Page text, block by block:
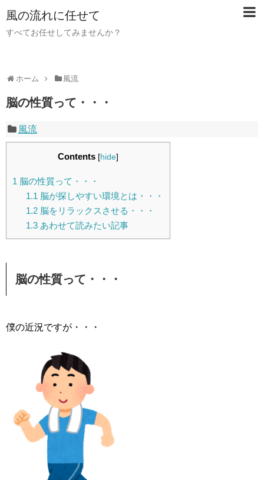
風の流れに任せて
すべてお任せしてみませんか？
ホーム 風流
脳の性質って・・・
風流
Contents [hide]
1 脳の性質って・・・
1.1 脳が探しやすい環境とは・・・
1.2脳をリラックスさせる・・・
1.3あわせて読みたい記事
脳の性質って・・・
僕の近況ですが・・・